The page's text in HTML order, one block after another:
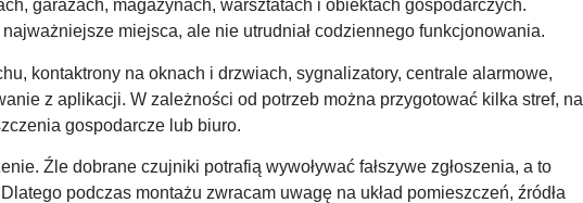
garażach, magazynach, warsztatach i obiektach gospodarczych.
miejsca, ale nie utrudniał codziennego funkcjonowania.
kontaktrony na oknach i drzwiach, sygnalizatory, centrale alarmowe,
z aplikacji. W zależności od potrzeb można przygotować kilka stref, na
gospodarcze lub biuro.
Źle dobrane czujniki potrafią wywoływać fałszywe zgłoszenia, a to
podczas montażu zwracam uwagę na układ pomieszczeń, źródła